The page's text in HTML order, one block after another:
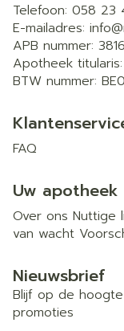
Telefoon: 058 23
E-mailadres: info@
APB nummer:
Apotheek titularis:
BTW nummer:
FAQ
Uw apotheek
Over ons Nuttige
van wacht
Nieuwsbrief
Blijf op de
promoties